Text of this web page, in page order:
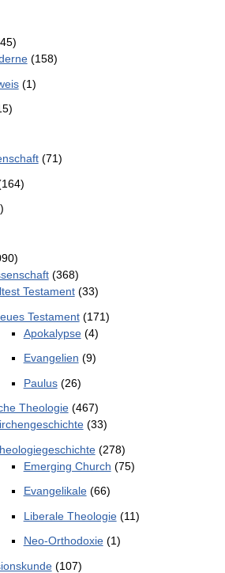
(158)
(1)
(71)
(368)
Testament(33)
Testament(171)
Apokalypse(4)
Evangelien (9)
Paulus(26)
Theologie(467)
(33)
(278)
Emerging Church (75)
Evangelikale(66)
Liberale Theologie(11)
Neo-Orthodoxie(1)
(107)